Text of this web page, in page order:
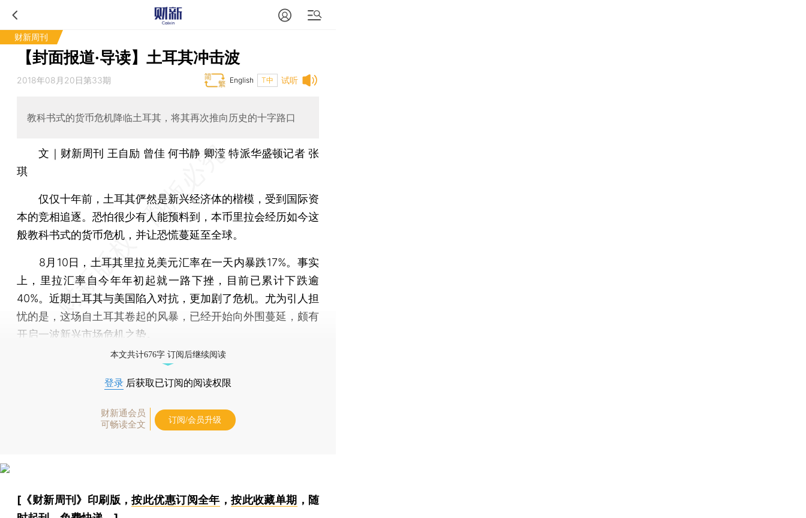
财新周刊
【封面报道·导读】土耳其冲击波
试听
2018年08月20日第33期 T中
English
教科书式的货币危机降临土耳其，将其再次推向历史的十字路口
文｜财新周刊 王自励 曾佳 何书静 卿滢 特派华盛顿记者 张
琪
仅仅十年前，土耳其俨然是新兴经济体的楷模，受到国际资
本的竞相追逐。恐怕很少有人能预料到，本币里拉会经历如今这
般教科书式的货币危机，并让恐慌蔓延至全球。
8月10日，土耳其里拉兑美元汇率在一天内暴跌17%。事实
上，里拉汇率自今年年初起就一路下挫，目前已累计下跌逾
40%。近期土耳其与美国陷入对抗，更加剧了危机。尤为引人担
忧的是，这场自土耳其卷起的风暴，已经开始向外围蔓延，颇有
开启一波新兴市场危机之势。
本文共计676字 订阅后继续阅读
登录 后获取已订阅的阅读权限
财新通会员
可畅读全文
订阅/会员升级
[《财新周刊》印刷版，按此优惠订阅全年 ，按此收藏单期 ，随